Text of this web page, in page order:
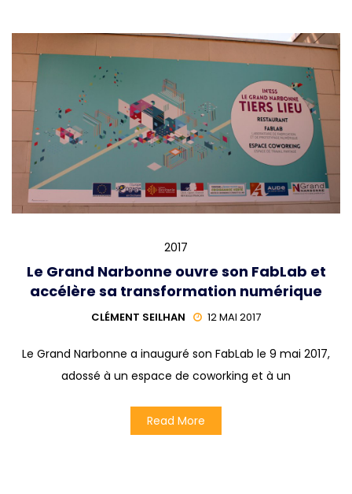
2017
Le Grand Narbonne ouvre son FabLab et
accélère sa transformation numérique
CLÉMENT SEILHAN 12 MAI 2017
Le Grand Narbonne a inauguré son FabLab le 9 mai 2017,
adossé à un espace de coworking et à un
Read More